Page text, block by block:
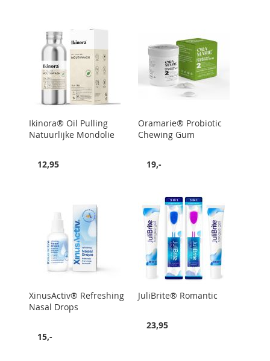
Ikinora® Oil Pulling
Natuurlijke Mondolie
12,95
Oramarie® Probiotic
Chewing Gum
19,-
XinusActiv® Refreshing
Nasal Drops
15,-
JuliBrite® Romantic
23,95